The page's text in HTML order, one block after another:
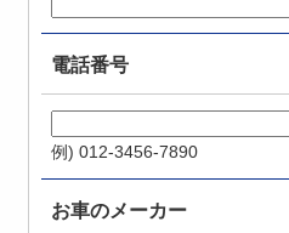
電話番号
例) 012-3456-7890
お車のメーカー